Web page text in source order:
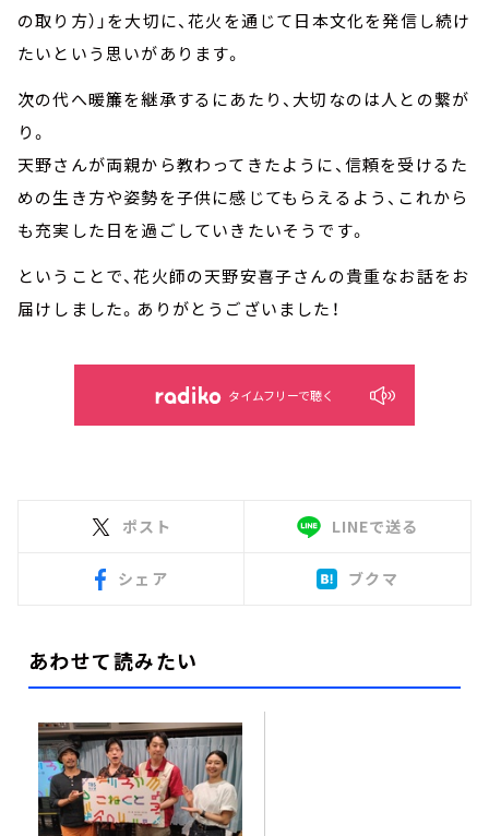
の取り方）」を大切に、花火を通じて日本文化を発信し続け
たいという思いがあります。
次の代へ暖簾を継承するにあたり、大切なのは人との繋が
り。
天野さんが両親から教わってきたように、信頼を受けるた
めの生き方や姿勢を子供に感じてもらえるよう、これから
も充実した日を過ごしていきたいそうです。
ということで、花火師の天野安喜子さんの貴重なお話をお
届けしました。ありがとうございました！
タイムフリーで聴く
ポスト LINEで送る
シェア ブクマ
あわせて読みたい